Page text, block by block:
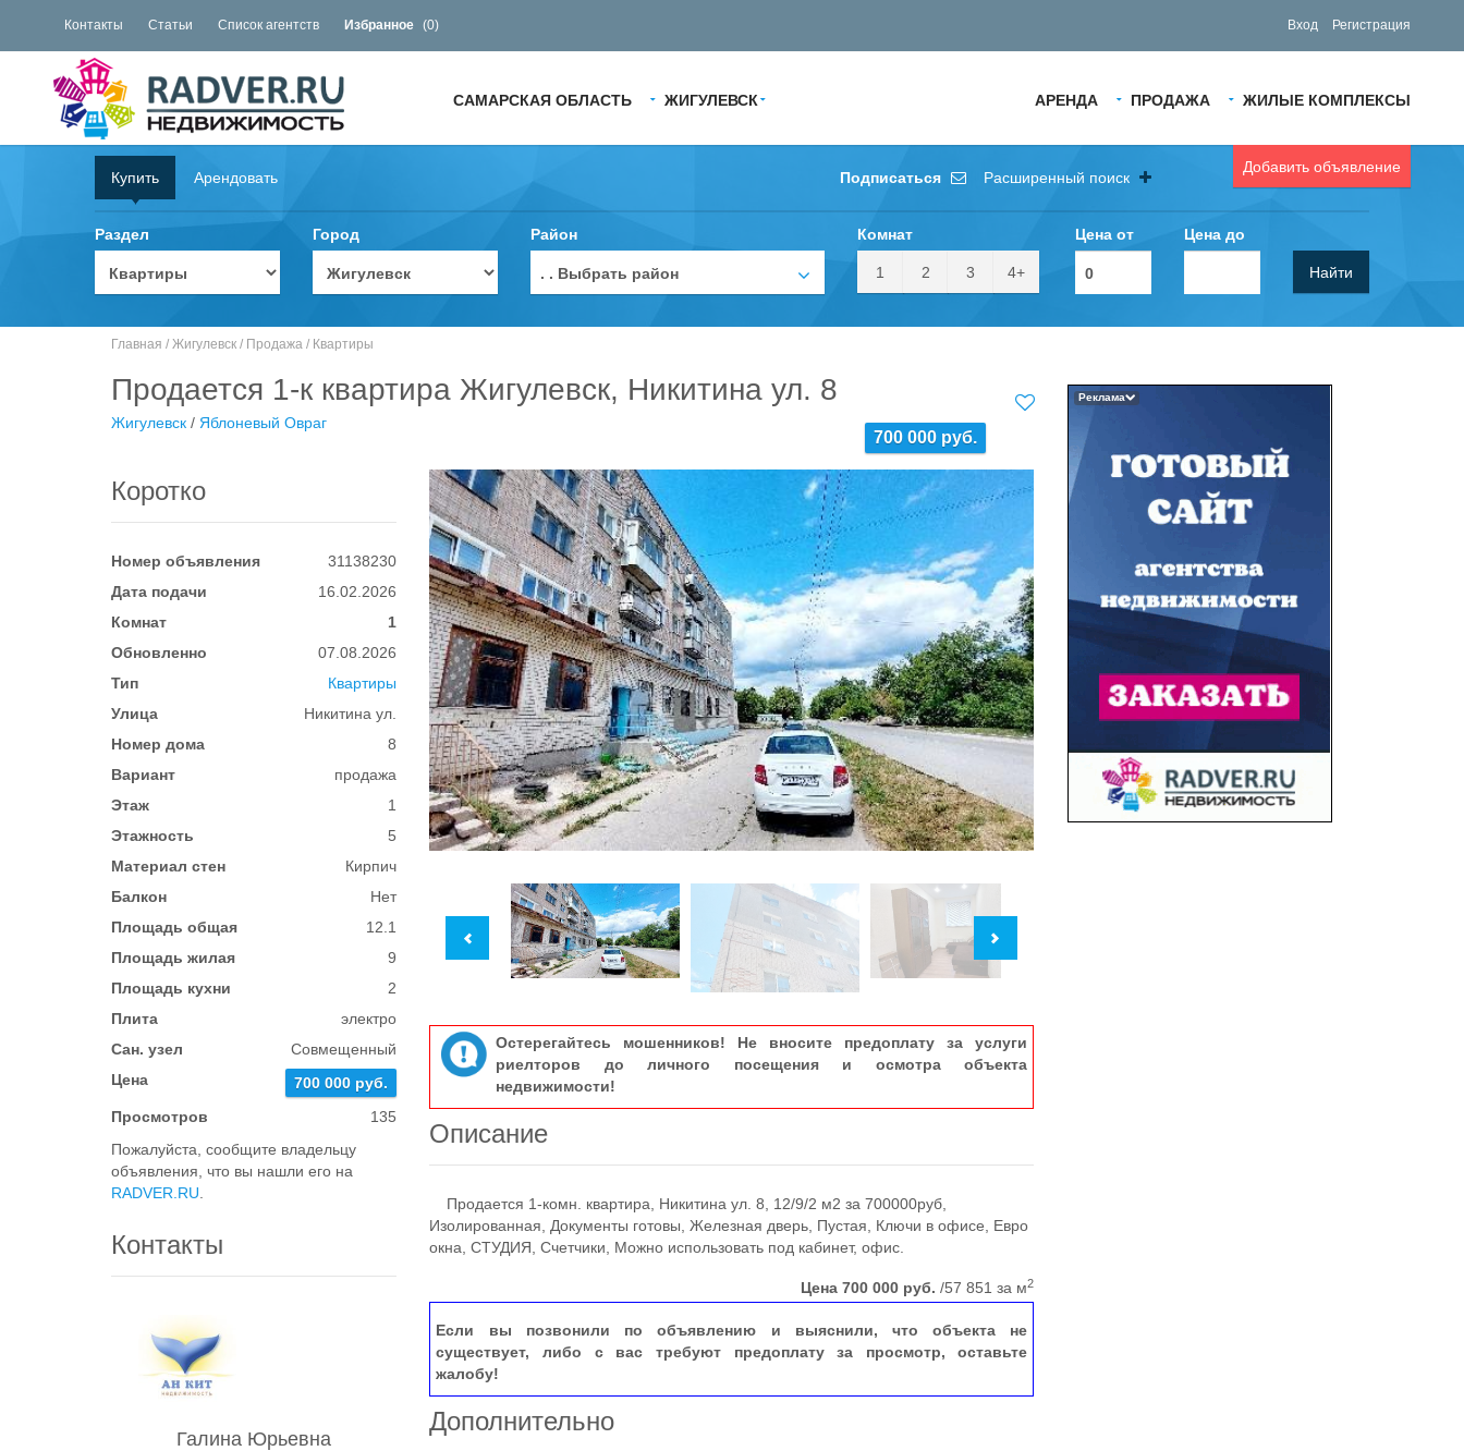
Контакты Статьи Список агентств Избранное (0) Вход Регистрация
АРЕНДА ПРОДАЖА ЖИЛЫЕ КОМПЛЕКСЫ
САМАРСКАЯ ОБЛАСТЬ ЖИГУЛЕВСК
Добавить объявление
Купить Арендовать Подписаться Расширенный поиск
Раздел Город Район
. . Выбрать район
Комнат
1 2 3 4+
Цена от Цена до
Найти
Главная / Жигулевск / Продажа / Квартиры
Продается 1-к квартира Жигулевск, Никитина ул. 8
700 000 руб.
Жигулевск / Яблоневый Овраг
Коротко
Номер объявления
31138230
Дата подачи
16.02.2026
Комнат
1
Обновленно
07.08.2026
Тип
Квартиры
Улица
Никитина ул.
Номер дома
8
Вариант
продажа
Этаж
1
Этажность
5
Материал стен
Кирпич
Балкон
Нет
Площадь общая
12.1
Площадь жилая
9
Площадь кухни
2
Плита
электро
Сан. узел
Совмещенный
Цена
700 000 руб.
Просмотров
135
Пожалуйста, сообщите владельцу
объявления, что вы нашли его на
RADVER.RU
Контакты
Галина Юрьевна
Остерегайтесь мошенников! Не вносите предоплату за услуги
риелторов до личного посещения и осмотра объекта
недвижимости!
Описание
Продается 1-комн. квартира, Никитина ул. 8, 12/9/2 м2 за 700000руб,
Изолированная, Документы готовы, Железная дверь, Пустая, Ключи в офисе, Евро
окна, СТУДИЯ, Счетчики, Можно использовать под кабинет, офис.
Цена700 000 руб. /57 851 за м2
Если вы позвонили по объявлению и выяснили, что объекта не
существует, либо с вас требуют предоплату за просмотр, оставьте
жалобу!
Дополнительно
Реклама